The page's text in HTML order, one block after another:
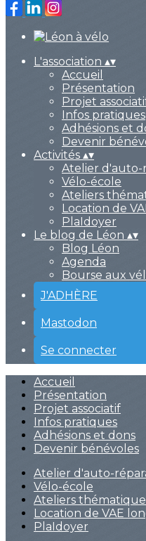
L'association ▴▾
Accueil
Présentation
Projet
Infos pratiques
Adhésions et
Devenir
Activités ▴▾
Atelier d'auto-
Vélo-école
Ateliers
Location de
PlaIdoyer
Le blog de Léon ▴▾
Blog Léon
Agenda
Bourse aux
J'ADHÈRE
Mastodon
Se connecter
Accueil
Présentation
Projet associatif
Infos pratiques
Adhésions et dons
Devenir bénévoles
Atelier d'auto-
Vélo-école
Ateliers
Location de VAE
PlaIdoyer